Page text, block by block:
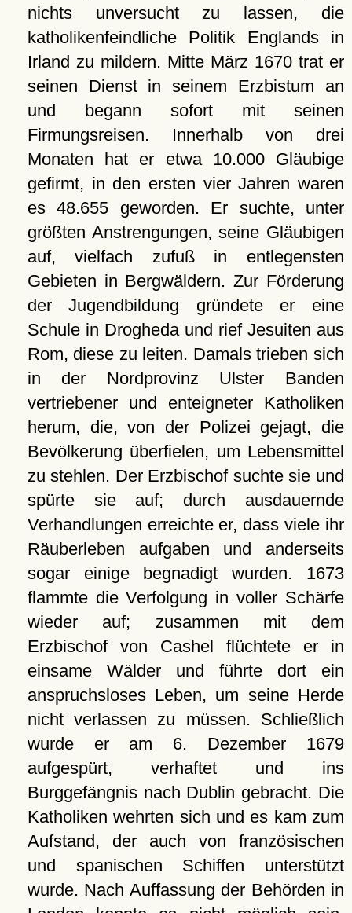
nichts unversucht zu lassen, die
katholikenfeindliche Politik Englands in
Irland zu mildern. Mitte März 1670 trat er
seinen Dienst in seinem Erzbistum an
und begann sofort mit seinen
Firmungsreisen. Innerhalb von drei
Monaten hat er etwa 10.000 Gläubige
gefirmt, in den ersten vier Jahren waren
es 48.655 geworden. Er suchte, unter
größten Anstrengungen, seine Gläubigen
auf, vielfach zufuß in entlegensten
Gebieten in Bergwäldern. Zur Förderung
der Jugendbildung gründete er eine
Schule in Drogheda und rief Jesuiten aus
Rom, diese zu leiten. Damals trieben sich
in der Nordprovinz Ulster Banden
vertriebener und enteigneter Katholiken
herum, die, von der Polizei gejagt, die
Bevölkerung überfielen, um Lebensmittel
zu stehlen. Der Erzbischof suchte sie und
spürte sie auf; durch ausdauernde
Verhandlungen erreichte er, dass viele ihr
Räuberleben aufgaben und anderseits
sogar einige begnadigt wurden. 1673
flammte die Verfolgung in voller Schärfe
wieder auf; zusammen mit dem
Erzbischof von Cashel flüchtete er in
einsame Wälder und führte dort ein
anspruchsloses Leben, um seine Herde
nicht verlassen zu müssen. Schließlich
wurde er am 6. Dezember 1679
aufgespürt, verhaftet und ins
Burggefängnis nach Dublin gebracht. Die
Katholiken wehrten sich und es kam zum
Aufstand, der auch von französischen
und spanischen Schiffen unterstützt
wurde. Nach Auffassung der Behörden in